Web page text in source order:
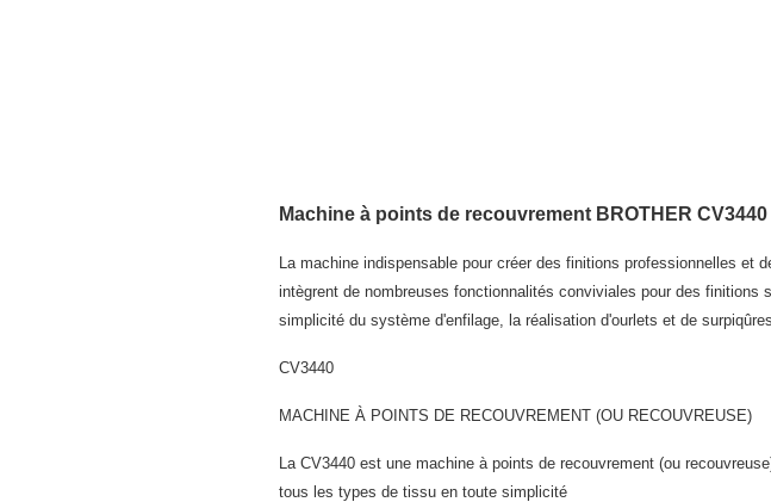
Machine à points de recouvrement BROTHER CV3440
La machine indispensable pour créer des finitions professionnelles et
intègrent de nombreuses fonctionnalités conviviales pour des
simplicité du système d'enfilage, la réalisation d'ourlets et de
CV3440
MACHINE À POINTS DE RECOUVREMENT (OU RECOUVREUSE)
La CV3440 est une machine à points de recouvrement (ou
tous les types de tissu en toute simplicité